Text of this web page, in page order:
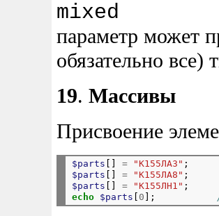
параметр может
обязательно все)
19. Массивы
Присвоение
$parts = "K155ЛА3"
$parts
= "K155ЛА8"
$parts
= "K155ЛН1"
echo
$parts 0 ];